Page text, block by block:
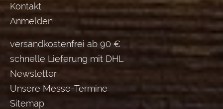
Kontakt
Anmelden
versandkostenfrei ab 90 €
schnelle Lieferung mit DHL
Newsletter
Unsere Messe-Termine
Sitemap